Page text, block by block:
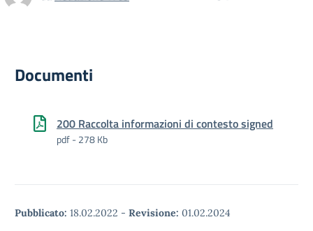
Documenti
200 Raccolta informazioni di contesto signed
pdf - 278 Kb
Pubblicato: 18.02.2022 - Revisione: 01.02.2024